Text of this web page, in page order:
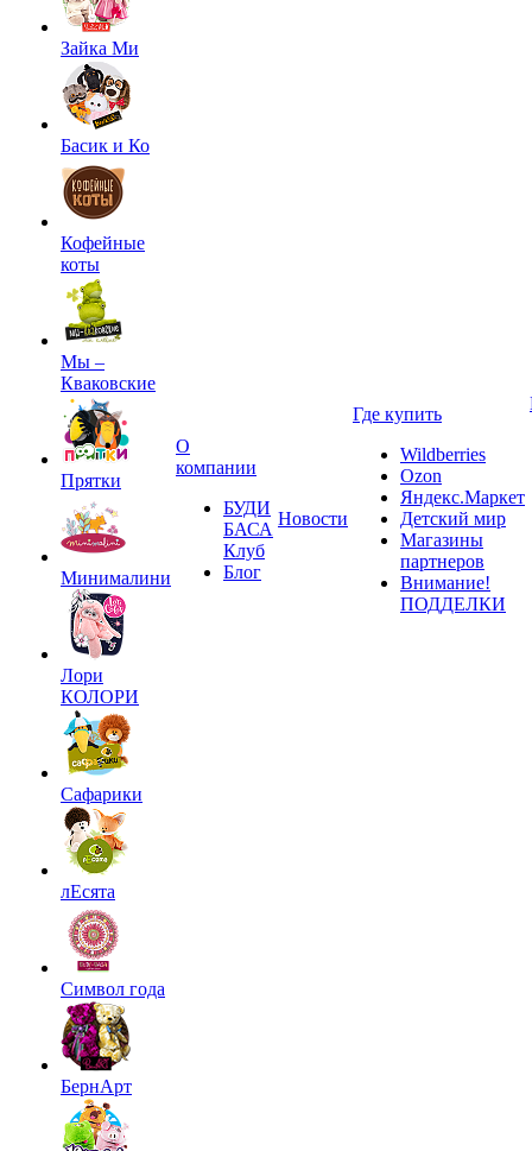
Зайка Ми
Басик и Ко
Кофейные
коты
Мы –
Кваковские
Прятки
Минималини
Лори
КОЛОРИ
Сафарики
лЕсята
Символ года
БернАрт
О
компании
БУДИ
БАСА
Клуб
Блог
Новости
Где купить
Wildberries
Ozon
Яндекс.Маркет
Детский мир
Магазины
партнеров
Внимание!
ПОДДЕЛКИ